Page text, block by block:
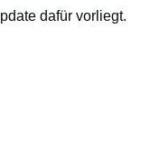
dafür vorliegt.